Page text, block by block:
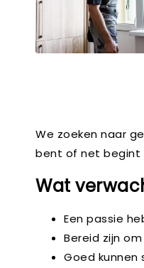
We zoeken naar
bent of net begint
Wat
Een passie
Bereid zijn
Goed kunnen